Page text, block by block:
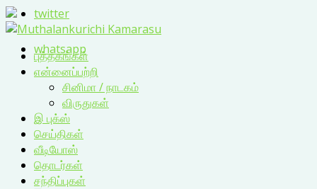
twitter
whatsapp
புத்தகங்கள்
என்னைப்பற்றி
சினிமா / நாடகம்
விருதுகள்
இ புக்ஸ்
செய்திகள்
வீடியோஸ்
தொடர்கள்
சந்திப்புகள்